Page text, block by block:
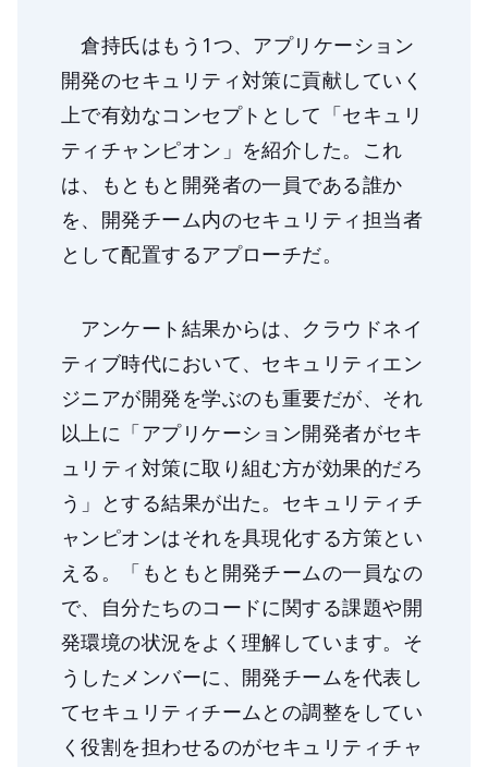
倉持氏はもう1つ、アプリケーション
開発のセキュリティ対策に貢献していく
上で有効なコンセプトとして「セキュリ
ティチャンピオン」を紹介した。これ
は、もともと開発者の一員である誰か
を、開発チーム内のセキュリティ担当者
として配置するアプローチだ。
アンケート結果からは、クラウドネイ
ティブ時代において、セキュリティエン
ジニアが開発を学ぶのも重要だが、それ
以上に「アプリケーション開発者がセキ
ュリティ対策に取り組む方が効果的だろ
う」とする結果が出た。セキュリティチ
ャンピオンはそれを具現化する方策とい
える。「もともと開発チームの一員なの
で、自分たちのコードに関する課題や開
発環境の状況をよく理解しています。そ
うしたメンバーに、開発チームを代表し
てセキュリティチームとの調整をしてい
く役割を担わせるのがセキュリティチャ